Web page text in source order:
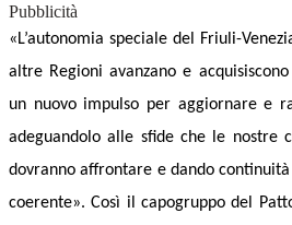
Pubblicità
«L’autonomia speciale del Friuli-
altre Regioni avanzano e
un nuovo impulso per aggiornare e
adeguandolo alle sfide che le nostre
dovranno affrontare e dando
coerente». Così il capogruppo del